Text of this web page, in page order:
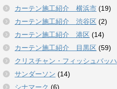
カーテン施工紹介 横浜市 (19)
カーテン施工紹介 渋谷区 (2)
カーテン施工紹介 港区 (14)
カーテン施工紹介 目黒区 (59)
クリスチャン・フィッシュバッハ
サンダーソン (14)
シナマーク (6)